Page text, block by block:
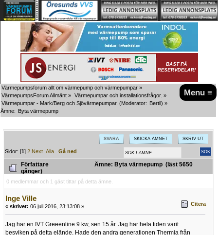
Menu ≡
Värmepumpsforum allt om värmepump och värmepumpar »
VärmepumpsForum Allmänt » Värmepumpar och installationsfrågor. »
Värmepumpar - Mark/Berg och Sjövärmepumpar. (Moderator: Bertil) »
Ämne: Byta värmepump
SVARA SKICKA ÄMNET SKRIV UT
Sidor: [1]2 Next Alla Gå ned
Författare
Ämne: Byta värmepump (läst 5650
gånger)
0 medlemmar och 1 gäst tittar på detta ämne.
Inge Ville
« skrivet: 06 juli 2016, 23:13:08 » Citera
Jag har en IVT Greeenline 9 kw, sen 15 år. Jag har hela tiden varit
besviken på detta elände. Hade den andra generationen Thermia från